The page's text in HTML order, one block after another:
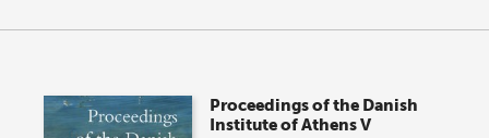
Proceedings of the Danish
Institute of Athens V